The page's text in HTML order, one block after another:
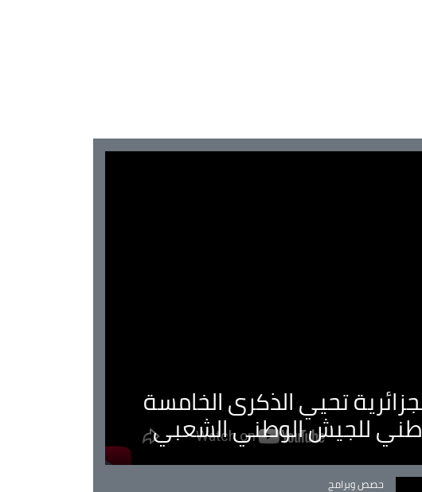
تحيي الذكرى الخامسة
للجيش الوطني الشعبي
Catégorie
حصص وبرامج